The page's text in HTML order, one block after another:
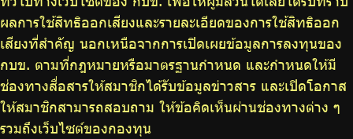
ผลการใช้สิทธิออกเสียงและรายละเอียดของการใช้สิทธิออก
เสียงที่สำคัญ นอกเหนือจากการเปิดเผยข้อมูลการลงทุนของ
กบข. ตามที่กฎหมายหรือมาตรฐานกำหนด และกำหนดให้มี
ช่องทางสื่อสารให้สมาชิกได้รับข้อมูลข่าวสาร และเปิดโอกาส
ให้สมาชิกสามารถสอบถาม ให้ข้อคิดเห็นผ่านช่องทางต่าง ๆ
รวมถึงเว็บไซต์ของกองทุน